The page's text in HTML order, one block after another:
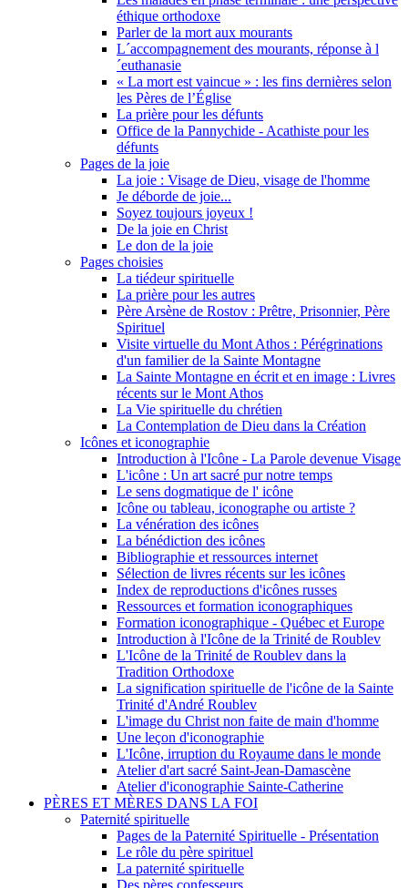
éthique orthodoxe
Parler de la mort aux mourants
L´accompagnement des mourants, réponse à l
´euthanasie
« La mort est vaincue » : les fins dernières selon
les Pères de l’Église
La prière pour les défunts
Office de la Pannychide - Acathiste pour les
défunts
Pages de la joie
La joie : Visage de Dieu, visage de l'homme
Je déborde de joie...
Soyez toujours joyeux !
De la joie en Christ
Le don de la joie
Pages choisies
La tiédeur spirituelle
La prière pour les autres
Père Arsène de Rostov : Prêtre, Prisonnier, Père
Spirituel
Visite virtuelle du Mont Athos : Pérégrinations
d'un familier de la Sainte Montagne
La Sainte Montagne en écrit et en image : Livres
récents sur le Mont Athos
La Vie spirituelle du chrétien
La Contemplation de Dieu dans la Création
Icônes et iconographie
Introduction à l'Icône - La Parole devenue Visage
L'icône : Un art sacré pur notre temps
Le sens dogmatique de l' icône
Icône ou tableau, iconographe ou artiste ?
La vénération des icônes
La bénédiction des icônes
Bibliographie et ressources internet
Sélection de livres récents sur les icônes
Index de reproductions d'icônes russes
Ressources et formation iconographiques
Formation iconographique - Québec et Europe
Introduction à l'Icône de la Trinité de Roublev
L'Icône de la Trinité de Roublev dans la
Tradition Orthodoxe
La signification spirituelle de l'icône de la Sainte
Trinité d'André Roublev
L'image du Christ non faite de main d'homme
Une leçon d'iconographie
L'Icône, irruption du Royaume dans le monde
Atelier d'art sacré Saint-Jean-Damascène
Atelier d'iconographie Sainte-Catherine
PÈRES ET MÈRES DANS LA FOI
Paternité spirituelle
Pages de la Paternité Spirituelle - Présentation
Le rôle du père spirituel
La paternité spirituelle
Des pères confesseurs